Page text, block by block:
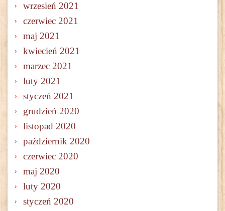
wrzesień 2021
czerwiec 2021
maj 2021
kwiecień 2021
marzec 2021
luty 2021
styczeń 2021
grudzień 2020
listopad 2020
październik 2020
czerwiec 2020
maj 2020
luty 2020
styczeń 2020